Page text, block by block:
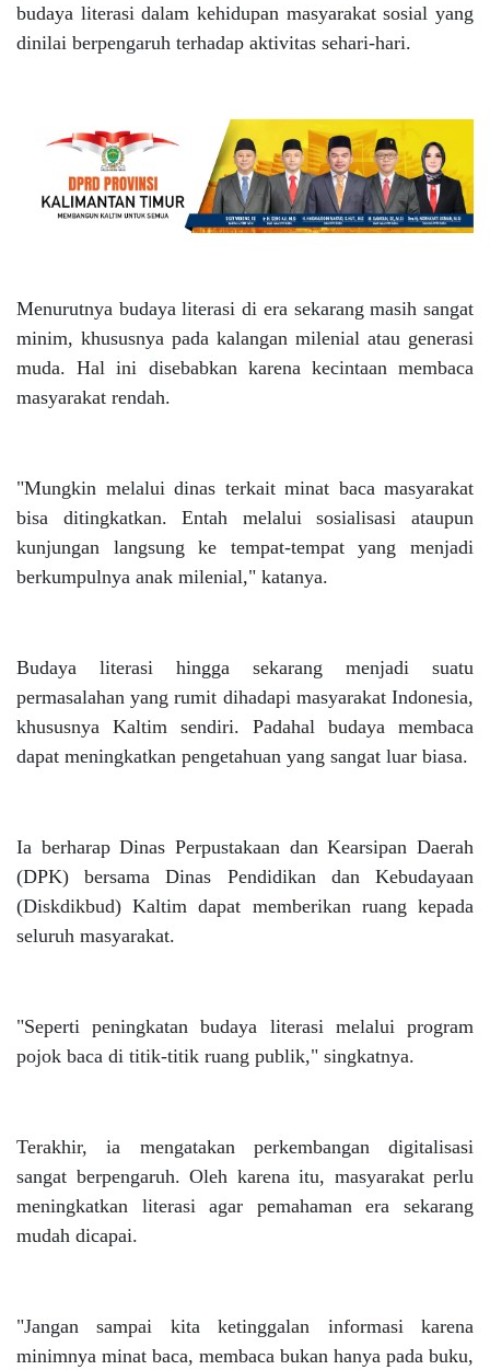
budaya literasi dalam kehidupan masyarakat sosial yang
dinilai berpengaruh terhadap aktivitas sehari-hari.
Menurutnya budaya literasi di era sekarang masih sangat
minim, khususnya pada kalangan milenial atau generasi
muda. Hal ini disebabkan karena kecintaan membaca
masyarakat rendah.
"Mungkin melalui dinas terkait minat baca masyarakat
bisa ditingkatkan. Entah melalui sosialisasi ataupun
kunjungan langsung ke tempat-tempat yang menjadi
berkumpulnya anak milenial," katanya.
Budaya literasi hingga sekarang menjadi suatu
permasalahan yang rumit dihadapi masyarakat Indonesia,
khususnya Kaltim sendiri. Padahal budaya membaca
dapat meningkatkan pengetahuan yang sangat luar biasa.
Ia berharap Dinas Perpustakaan dan Kearsipan Daerah
(DPK) bersama Dinas Pendidikan dan Kebudayaan
(Diskdikbud) Kaltim dapat memberikan ruang kepada
seluruh masyarakat.
"Seperti peningkatan budaya literasi melalui program
pojok baca di titik-titik ruang publik," singkatnya.
Terakhir, ia mengatakan perkembangan digitalisasi
sangat berpengaruh. Oleh karena itu, masyarakat perlu
meningkatkan literasi agar pemahaman era sekarang
mudah dicapai.
"Jangan sampai kita ketinggalan informasi karena
minimnya minat baca, membaca bukan hanya pada buku,